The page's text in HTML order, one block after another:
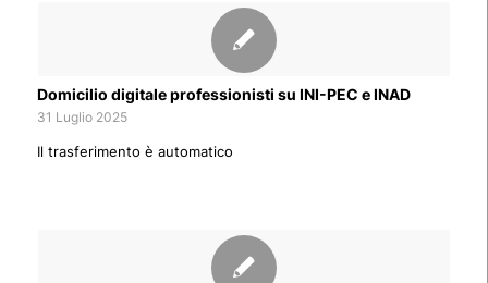
Domicilio digitale professionisti su INI-PEC e INAD
31 Luglio 2025
Il trasferimento è automatico